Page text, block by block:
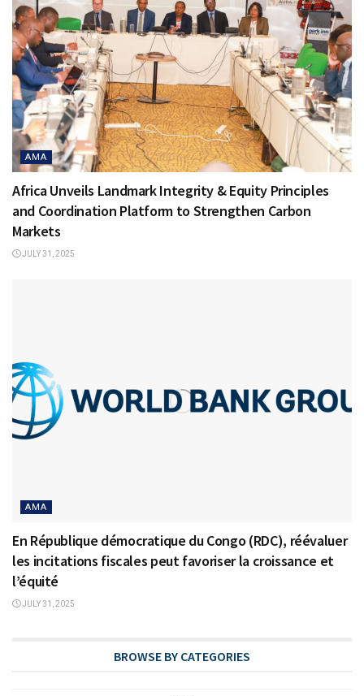
AMA
Africa Unveils Landmark Integrity & Equity Principles
and Coordination Platform to Strengthen Carbon
Markets
JULY 31, 2025
AMA
En République démocratique du Congo (RDC), réévaluer
les incitations fiscales peut favoriser la croissance et
l’équité
JULY 31, 2025
BROWSE BY CATEGORIES